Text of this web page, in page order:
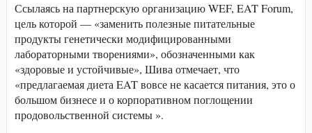
Ссылаясь на партнерскую организацию WEF, EAT Forum,
цель которой — «заменить полезные питательные
продукты генетически модифицированными
лабораторными творениями», обозначенными как
«здоровые и устойчивые», Шива отмечает, что
«предлагаемая диета EAT вовсе не касается питания, это о
большом бизнесе и о корпоративном поглощении
продовольственной системы ».